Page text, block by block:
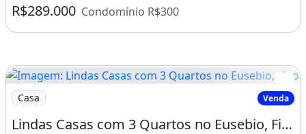
R$289.000 Condomínio R$300
Imagem: Lindas Casas com 3 Quartos no Eusebio, Fino
Casa Venda
Lindas Casas com 3 Quartos no Eusebio, Fino Acabamento, Ultimas Unidades!